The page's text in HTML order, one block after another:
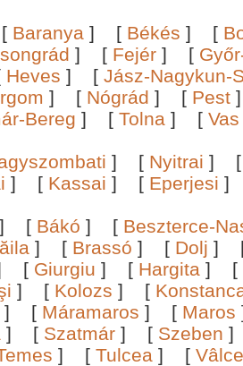
[ Baranya ] [ Békés ] [
] [ Fejér ] [
Heves ] [ Jász-Nagykun-
] [ Nógrád ] [ Pest
Bereg ] [ Tolna ] [ Vas
] [ Nyitrai ]
] [ Kassai ] [ Eperjesi
] [ Bákó ] [ Beszterce-
] [ Brassó ] [ Dolj ]
[ Giurgiu ] [ Hargita ]
[
] [ Kolozs ] [
] [ Máramaros ] [ Maros
] [ Szatmár ] [ Szeben
] [ Tulcea ] [